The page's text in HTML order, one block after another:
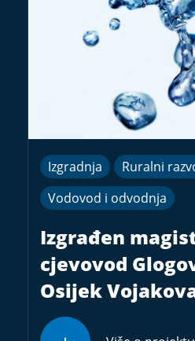
Izgradnja
Ruralni
Vodovod i odvodnja
Izgrađen
cjevovod
Osijek